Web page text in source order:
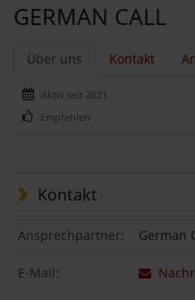
GERMAN CALL
Über uns Kontakt
Aktiv seit 2021
Empfehlen
Kontakt
Ansprechpartner: German
E-Mail: